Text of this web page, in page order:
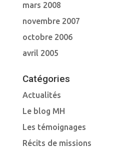
mars 2008
novembre 2007
octobre 2006
avril 2005
Catégories
Actualités
Le blog MH
Les témoignages
Récits de missions